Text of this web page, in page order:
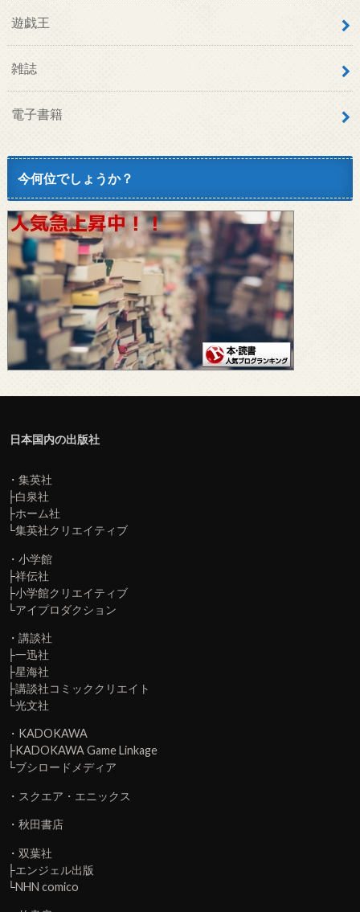
遊戯王
雑誌
電子書籍
今何位でしょうか？
日本国内の出版社
・ 集英社
├白泉社
├ホーム社
└集英社クリエイティブ
・ 小学館
├祥伝社
├小学館クリエイティブ
└アイプロダクション
・ 講談社
├一迅社
├星海社
├講談社コミッククリエイト
└光文社
・ KADOKAWA
├KADOKAWA Game Linkage
└ブシロードメディア
・ スクエア・エニックス
・ 秋田書店
・ 双葉社
├エンジェル出版
└NHN comico